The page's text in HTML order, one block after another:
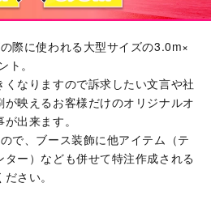
際に使われる大型サイズの3.0m×
。
なりますので訴求したい文言や社
映えるお客様だけのオリジナルオ
出来ます。
で、ブース装飾に他アイテム（テ
ー）なども併せて特注作成される
さい。